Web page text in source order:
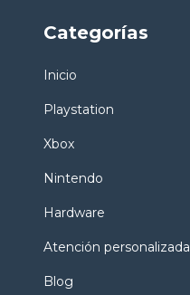
Categorías
Inicio
Playstation
Xbox
Nintendo
Hardware
Atención personalizada
Blog